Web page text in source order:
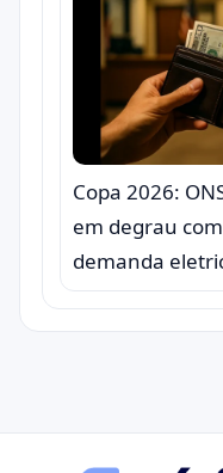
Copa 2026:
em degrau
demanda